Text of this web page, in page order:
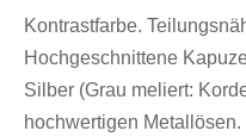
Kontrastfarbe.
Hochgeschnittene
Silber (Grau meliert:
hochwertigen